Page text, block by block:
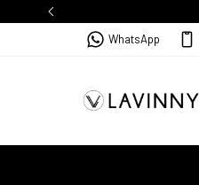
WhatsApp